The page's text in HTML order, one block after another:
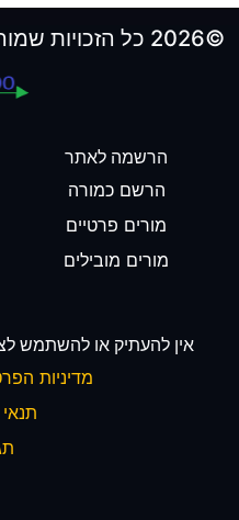
©2026 כל הזכויות שמורות לאתר הולכים-על-100
הרשמה לאתר
הרשם כמורה
מורים פרטיים
מורים מובילים
אין להעתיק או להשתמש
מדיניות